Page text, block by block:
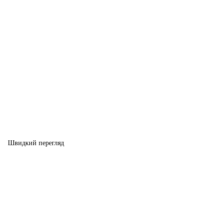
Швидкий перегляд